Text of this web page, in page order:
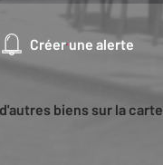
Créer une alerte
d'autres biens sur la carte